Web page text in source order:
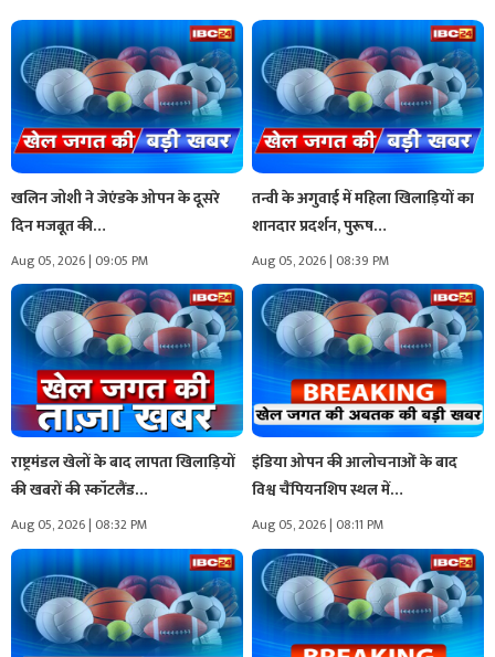
खलिन जोशी ने जेएंडके ओपन के दूसरे
दिन मजबूत की…
Aug 05, 2026 | 09:05 PM
तन्वी के अगुवाई में महिला खिलाड़ियों का
शानदार प्रदर्शन, पुरूष…
Aug 05, 2026 | 08:39 PM
राष्ट्रमंडल खेलों के बाद लापता खिलाड़ियों
की खबरों की स्कॉटलैंड…
Aug 05, 2026 | 08:32 PM
इंडिया ओपन की आलोचनाओं के बाद
विश्व चैंपियनशिप स्थल में…
Aug 05, 2026 | 08:11 PM